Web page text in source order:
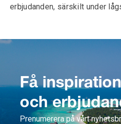
erbjudanden, särskilt under
Få
och
Prenumerera på vårt